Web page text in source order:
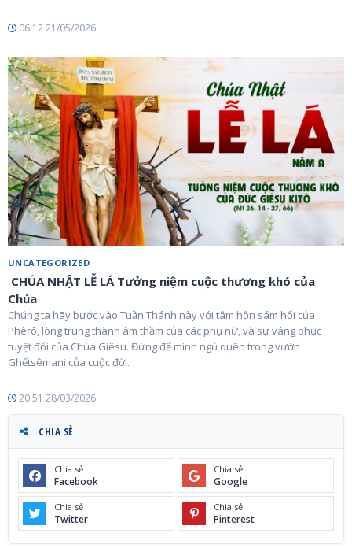
06:12 21/05/2026
UNCATEGORIZED
CHÚA NHẬT LỄ LÁ Tưởng niệm cuộc thương khó của
Chúa
Chúng ta hãy bước vào Tuần Thánh này với tâm hồn sám hối của
Phêrô, lòng trung thành âm thầm của các phụ nữ, và sự vâng phục
tuyệt đối của Chúa Giêsu. Đừng để mình ngủ quên trong vườn
Ghếtsêmani của cuộc đời.
20:51 28/03/2026
CHIA SẺ
Chia sẻ
Facebook
Chia sẻ
Google
Chia sẻ
Twitter
Chia sẻ
Pinterest